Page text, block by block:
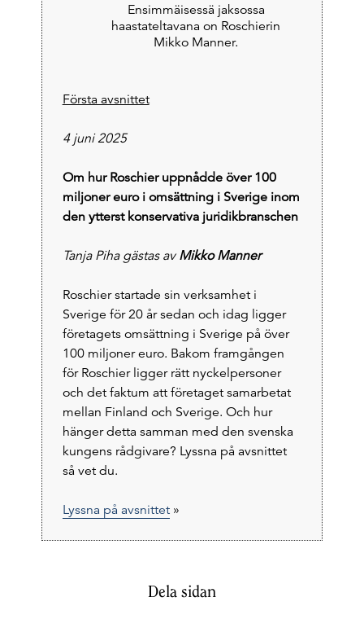
Ensimmäisessä jaksossa
haastateltavana on Roschierin
Mikko Manner.
Första avsnittet
4 juni 2025
Om hur Roschier uppnådde över 100
miljoner euro i omsättning i Sverige inom
den ytterst konservativa juridikbranschen
Tanja Piha gästas avMikko Manner
Roschier startade sin verksamhet i
Sverige för 20 år sedan och idag ligger
företagets omsättning i Sverige på över
100 miljoner euro. Bakom framgången
för Roschier ligger rätt nyckelpersoner
och det faktum att företaget samarbetat
mellan Finland och Sverige. Och hur
hänger detta samman med den svenska
kungens rådgivare? Lyssna på avsnittet
så vet du.
Lyssna på avsnittet»
Dela sidan